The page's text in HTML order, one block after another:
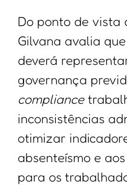
Do ponto de vista
Gilvana avalia
deverá
governança
compliance
inconsistências
otimizar
absenteísmo e
para os